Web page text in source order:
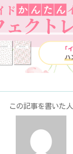
この記事を書いた人